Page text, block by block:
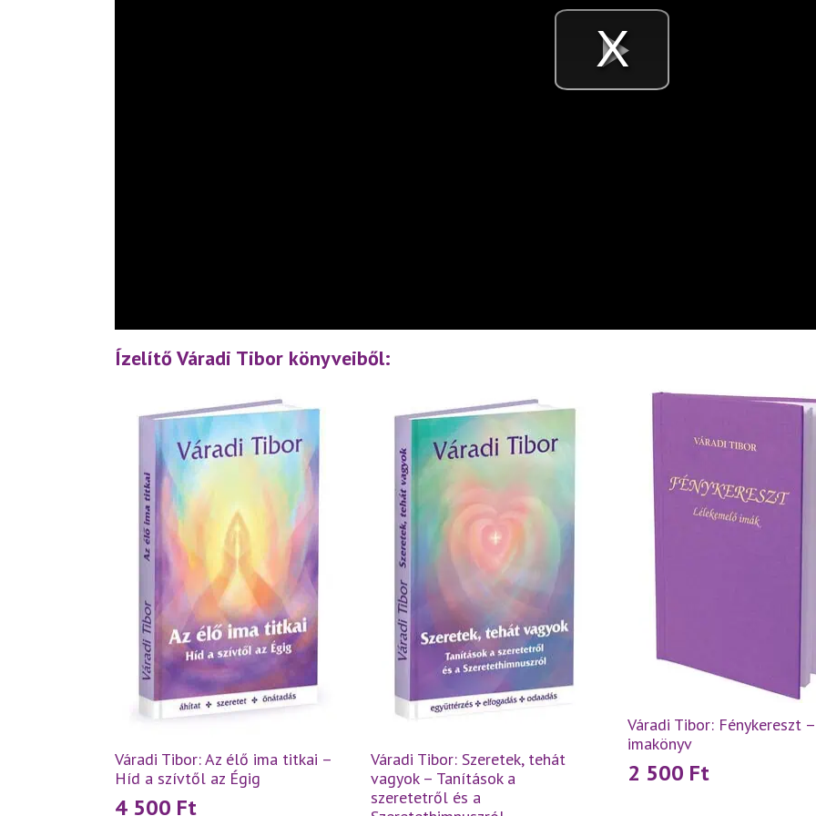
Videó
Ízelítő Váradi Tibor könyveiből:
Váradi Tibor: Az élő ima titkai –
Híd a szívtől az Égig
4 500 Ft
Váradi Tibor: Szeretek, tehát
vagyok – Tanítások a
szeretetről és a
Váradi Tibor: Fénykereszt –
imakönyv
2 500 Ft